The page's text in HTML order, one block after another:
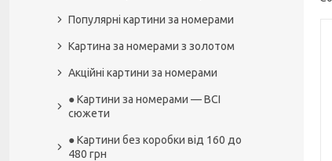
Популярні картини за номерами
Картина за номерами з золотом
Акційні картини за номерами
● Картини за номерами — ВСІ
сюжети
● Картини без коробки від 160 до
480 грн